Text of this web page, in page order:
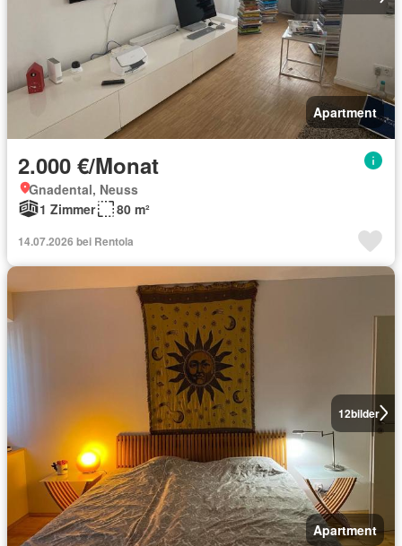
Apartment
2.000 €/Monat
Gnadental, Neuss
1 Zimmer
80 m²
14.07.2026 bei Rentola
12bilder
Apartment